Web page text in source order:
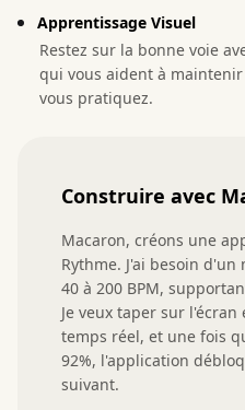
Apprentissage Visuel
Restez sur la bonne voie
qui vous aident à
vous pratiquez.
Construire avec
Macaron, créons une
Rythme. J'ai besoin
40 à 200 BPM,
Je veux taper sur
temps réel, et une fois
92%, l'application
suivant.